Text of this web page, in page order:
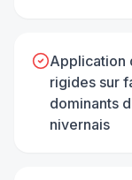
Application
rigides sur
dominants
nivernais